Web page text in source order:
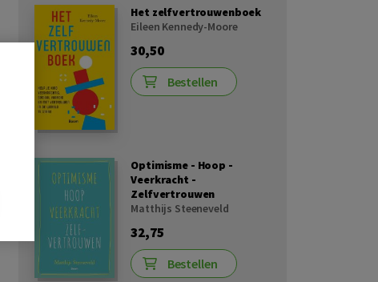
Het zelfvertrouwenboek
Eileen Kennedy-Moore
30,50
Bestellen
Optimisme - Hoop -
Veerkracht -
Zelfvertrouwen
Matthijs Steeneveld
32,75
Bestellen